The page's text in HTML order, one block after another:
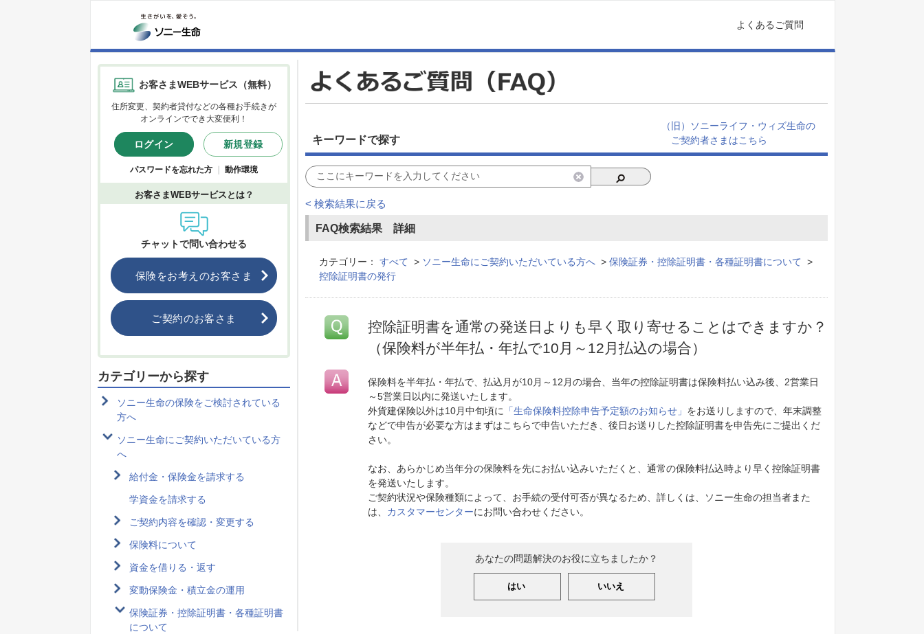
よくあるご質問
お客さまWEBサービス（無料）
住所変更、契約者貸付などの各種お手続きが
オンラインででき大変便利！
ログイン 新規登録
パスワードを忘れた方 動作環境
お客さまWEBサービスとは？
チャットで問い合わせる
保険をお考えのお客さま
ご契約のお客さま
カテゴリーから探す
ソニー生命の保険をご検討されている
方へ
ソニー生命にご契約いただいている方
へ
給付金・保険金を請求する
学資金を請求する
ご契約内容を確認・変更する
保険料について
資金を借りる・返す
変動保険金・積立金の運用
保険証券・控除証明書・各種証明書
について
キーワードで探す
（旧）ソニーライフ・ウィズ生命の
ご契約者さまはこちら
< 検索結果に戻る
FAQ検索結果 詳細
カテゴリー： すべて > ソニー生命にご契約いただいている方へ > 保険証券・控除証明書・各種証明書について
>
控除証明書の発行
控除証明書を通常の発送日よりも早く取り寄せることはできますか？
（保険料が半年払・年払で10月～12月払込の場合）
保険料を半年払・年払で、払込月が10月～12月の場合、当年の控除証明書は保険料払い込み後、2営業日
～5営業日以内に発送いたします。
外貨建保険以外は10月中旬頃に 「生命保険料控除申告予定額のお知らせ」 をお送りしますので、年末調整
などで申告が必要な方はまずはこちらで申告いただき、後日お送りした控除証明書を申告先にご提出くだ
さい。
なお、あらかじめ当年分の保険料を先にお払い込みいただくと、通常の保険料払込時より早く控除証明書
を発送いたします。
ご契約状況や保険種類によって、お手続の受付可否が異なるため、詳しくは、ソニー生命の担当者また
は、 カスタマーセンターにお問い合わせください。
あなたの問題解決のお役に立ちましたか？